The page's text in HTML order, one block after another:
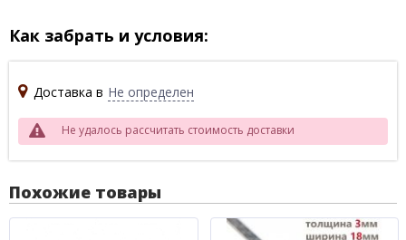
Как забрать и условия:
Доставка в Не определен
Не удалось рассчитать стоимость доставки
Похожие товары